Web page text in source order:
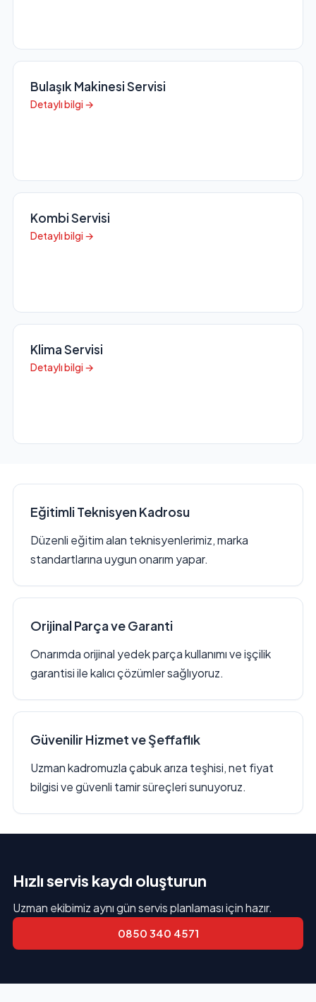
Bulaşık Makinesi Servisi
Detaylı bilgi →
Kombi Servisi
Detaylı bilgi →
Klima Servisi
Detaylı bilgi →
Eğitimli Teknisyen Kadrosu
Düzenli eğitim alan teknisyenlerimiz, marka
standartlarına uygun onarım yapar.
Orijinal Parça ve Garanti
Onarımda orijinal yedek parça kullanımı ve işçilik
garantisi ile kalıcı çözümler sağlıyoruz.
Güvenilir Hizmet ve Şeffaflık
Uzman kadromuzla çabuk arıza teşhisi, net fiyat
bilgisi ve güvenli tamir süreçleri sunuyoruz.
Hızlı servis kaydı oluşturun
Uzman ekibimiz aynı gün servis planlaması için hazır.
0850 340 4571